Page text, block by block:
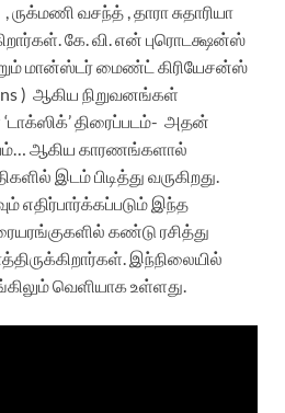
வசந்த் , தாரா சுதாரியா
கே. வி. என் புரொடக்ஷன்ஸ்
மான்ஸ்டர் மைண்ட் கிரியேசன்ஸ்
) ஆகிய நிறுவனங்கள்
திரைப்படம்- அதன்
ஆகிய காரணங்களால்
இடம் பிடித்து வருகிறது.
எதிர்பார்க்கப்படும் இந்த
கண்டு ரசித்து
இந்நிலையில்
வெளியாக உள்ளது.